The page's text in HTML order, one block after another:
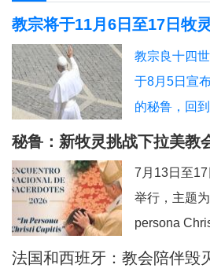
教宗将于11月6日至17日牧
廷和秘鲁
教宗良十四
于8月5日宣
的秘鲁，回
担任主教的
教宗方济各
近40年没有
秘鲁人民视
宗，即将回
秘鲁：新牧灵挑战下拉美教
同
7月13日至
举行，主题
persona
全国46个教
法国和西班牙：教会陪伴毁